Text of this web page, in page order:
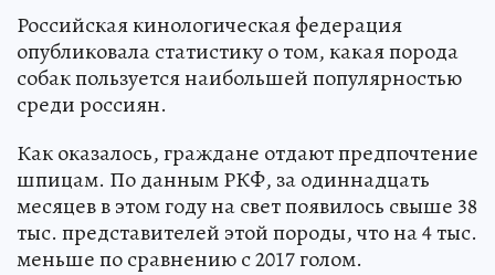
Российская кинологическая федерация
опубликовала статистику о том, какая порода
собак пользуется наибольшей популярностью
среди россиян.
Как оказалось, граждане отдают предпочтение
шпицам. По данным РКФ, за одиннадцать
месяцев в этом году на свет появилось свыше 38
тыс. представителей этой породы, что на 4 тыс.
меньше по сравнению с 2017 голом.